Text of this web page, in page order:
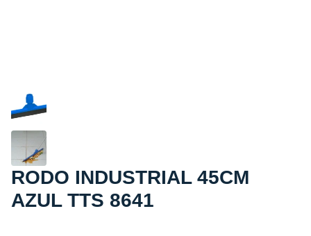
RODO INDUSTRIAL 45CM
AZUL TTS 8641